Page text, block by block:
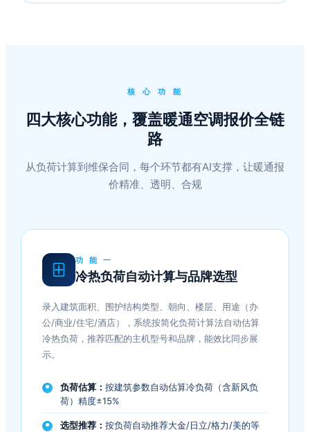
核 心 功 能
四大核心功能，覆盖暖通空调报价全链
路
从负荷计算到维保合同，每个环节都有AI支撑，让暖通报
价精准、透明、合规
功 能 一
冷热负荷自动计算与品牌选型
录入建筑面积、围护结构类型、朝向、楼层、用途（办
公/商业/住宅/酒店），系统按简化负荷计算法自动估算
冷热负荷，推荐匹配的主机型号和品牌，能效比同步展
示。
负荷估算： 按建筑参数自动估算冷负荷（含新风负
荷）精度±15%
选型推荐： 按负荷自动推荐大金/日立/格力/美的等